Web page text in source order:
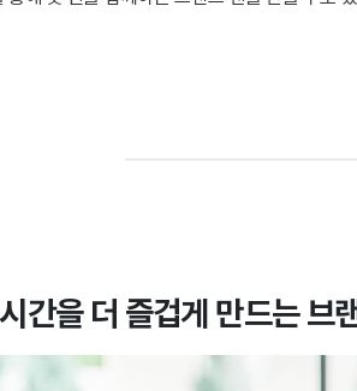
간을 더 즐겁게 만드는 브